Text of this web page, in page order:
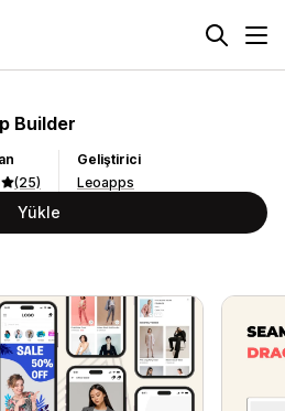
Builder
(25)
Geliştirici
Leoapps
Yükle